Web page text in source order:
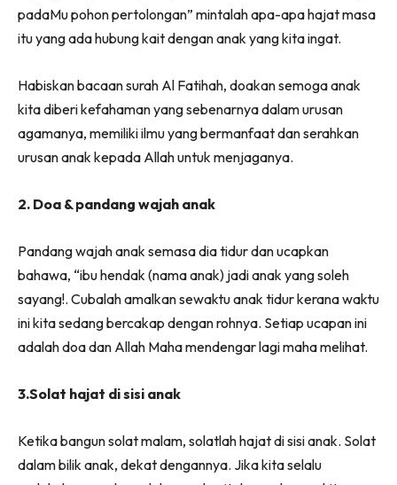
padaMu pohon pertolongan” mintalah apa-apa hajat masa
itu yang ada hubung kait dengan anak yang kita ingat.
Habiskan bacaan surah Al Fatihah, doakan semoga anak
kita diberi kefahaman yang sebenarnya dalam urusan
agamanya, memiliki ilmu yang bermanfaat dan serahkan
urusan anak kepada Allah untuk menjaganya.
2. Doa & pandang wajah anak
Pandang wajah anak semasa dia tidur dan ucapkan
bahawa, “ibu hendak (nama anak) jadi anak yang soleh
sayang!. Cubalah amalkan sewaktu anak tidur kerana waktu
ini kita sedang bercakap dengan rohnya. Setiap ucapan ini
adalah doa dan Allah Maha mendengar lagi maha melihat.
3.Solat hajat di sisi anak
Ketika bangun solat malam, solatlah hajat di sisi anak. Solat
dalam bilik anak, dekat dengannya. Jika kita selalu